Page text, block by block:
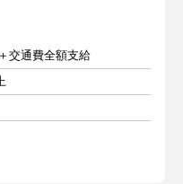
交通費全額支給